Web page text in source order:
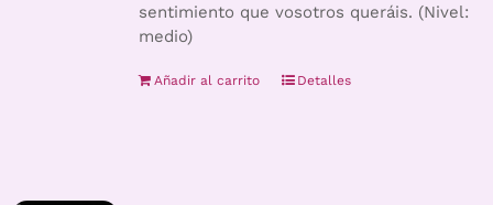
sentimiento que vosotros queráis. (Nivel:
medio)
Añadir al carrito Detalles